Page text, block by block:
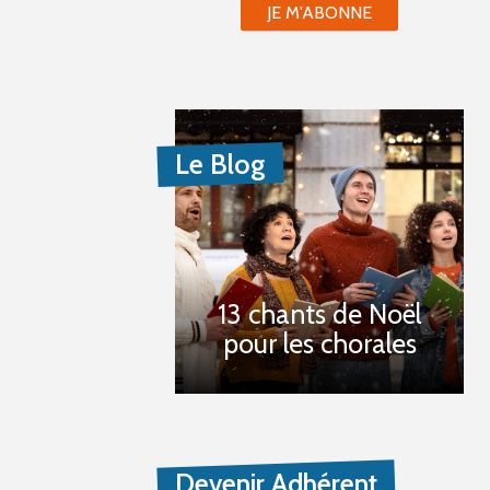
JE M'ABONNE
Le Blog
13 chants de Noël
pour les chorales
Devenir Adhérent